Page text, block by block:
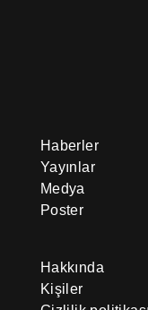
Haberler
Yayınlar
Medya
Poster
Hakkında
Kişiler